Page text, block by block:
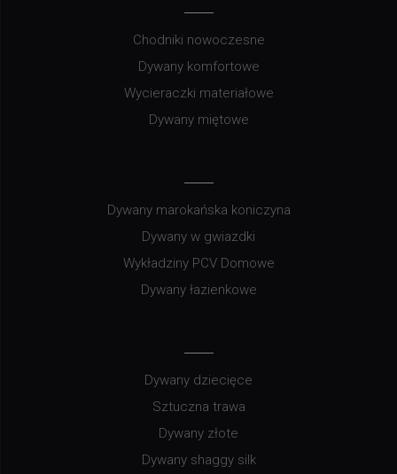
Chodniki nowoczesne
Dywany komfortowe
Wycieraczki materiałowe
Dywany miętowe
Dywany marokańska koniczyna
Dywany w gwiazdki
Wykładziny PCV Domowe
Dywany łazienkowe
Dywany dziecięce
Sztuczna trawa
Dywany złote
Dywany shaggy silk